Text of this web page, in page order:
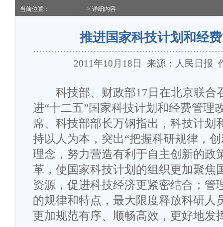
当前位置： > 详细内容
推进国家科技计划和经
2011年10月18日 来源：人民日报
科技部、财政部17日在北京联合
进“十二五”国家科技计划和经费管理
席、科技部部长万钢指出，科技计划
持以人为本，突出“把握科研规律，
理念，努力营造有利于自主创新的政
革，使国家科技计划的组织更加聚焦
资源，促进科技经济更紧密结合；管
的规律和特点，最大限度释放科研人
更加规范有序、顺畅高效，更好地发